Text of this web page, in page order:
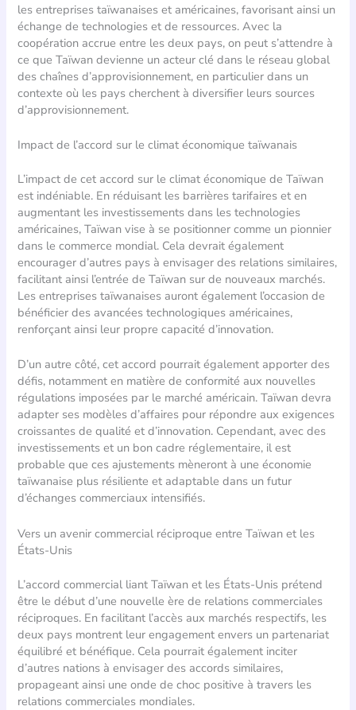
les entreprises taïwanaises et américaines, favorisant ainsi un
échange de technologies et de ressources. Avec la
coopération accrue entre les deux pays, on peut s’attendre à
ce que Taïwan devienne un acteur clé dans le réseau global
des chaînes d’approvisionnement, en particulier dans un
contexte où les pays cherchent à diversifier leurs sources
d’approvisionnement.
Impact de l’accord sur le climat économique taïwanais
L’impact de cet accord sur le climat économique de Taïwan
est indéniable. En réduisant les barrières tarifaires et en
augmentant les investissements dans les technologies
américaines, Taïwan vise à se positionner comme un pionnier
dans le commerce mondial. Cela devrait également
encourager d’autres pays à envisager des relations similaires,
facilitant ainsi l’entrée de Taïwan sur de nouveaux marchés.
Les entreprises taïwanaises auront également l’occasion de
bénéficier des avancées technologiques américaines,
renforçant ainsi leur propre capacité d’innovation.
D’un autre côté, cet accord pourrait également apporter des
défis, notamment en matière de conformité aux nouvelles
régulations imposées par le marché américain. Taïwan devra
adapter ses modèles d’affaires pour répondre aux exigences
croissantes de qualité et d’innovation. Cependant, avec des
investissements et un bon cadre réglementaire, il est
probable que ces ajustements mèneront à une économie
taïwanaise plus résiliente et adaptable dans un futur
d’échanges commerciaux intensifiés.
Vers un avenir commercial réciproque entre Taïwan et les
États-Unis
L’accord commercial liant Taïwan et les États-Unis prétend
être le début d’une nouvelle ère de relations commerciales
réciproques. En facilitant l’accès aux marchés respectifs, les
deux pays montrent leur engagement envers un partenariat
équilibré et bénéfique. Cela pourrait également inciter
d’autres nations à envisager des accords similaires,
propageant ainsi une onde de choc positive à travers les
relations commerciales mondiales.